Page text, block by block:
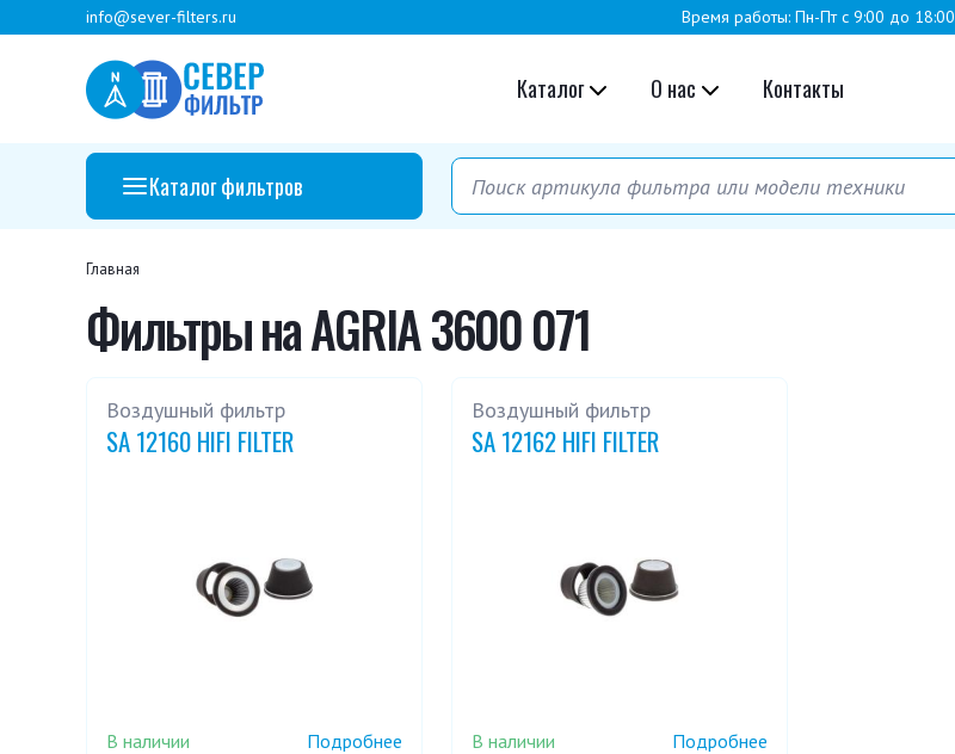
info@sever-filters.ru Время работы: Пн-Пт с 9:00 до 18:00
Каталог О нас Контакты
Каталог фильтров
Главная
Фильтры на AGRIA 3600 071
Воздушный фильтр
SA 12160 HIFI FILTER
В наличии Подробнее
Воздушный фильтр
SA 12162 HIFI FILTER
В наличии Подробнее